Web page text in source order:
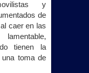
y
de
caer en las
tienen la
toma de